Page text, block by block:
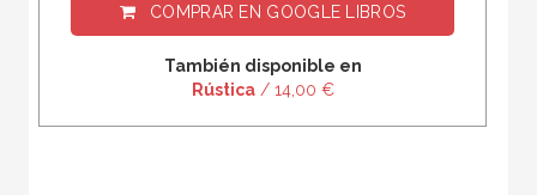
COMPRAR EN GOOGLE LIBROS
También disponible en
Rústica/ 14,00 €